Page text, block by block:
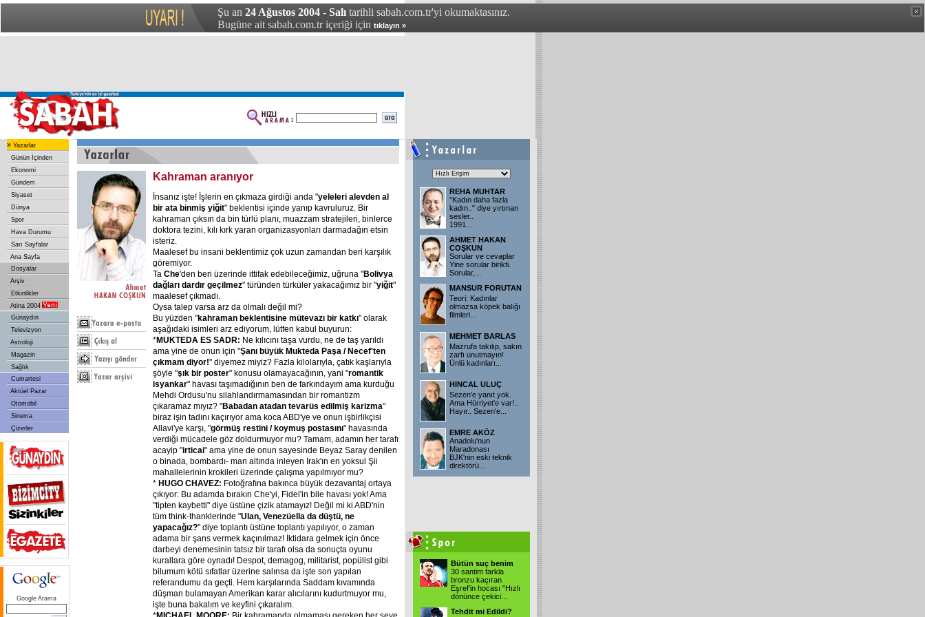
Şu an 24 Ağustos 2004 - Salı tarihli sabah.com.tr'yi okumaktasınız.
Bugüne ait sabah.com.tr içeriği için tıklayın »
» Yazarlar
Günün İçinden
Ekonomi
Gündem
Siyaset
Dünya
Spor
Hava Durumu
Sarı Sayfalar
Ana Sayfa
Dosyalar
Arşiv
Etkinlikler
Atina 2004
Günaydın
Televizyon
Astroloji
Magazin
Sağlık
Cumartesi
Aktüel Pazar
Otomobil
Sinema
Çizerler
Google Arama
Kahraman aranıyor
İnsanız işte! İşlerin en çıkmaza girdiği anda "yeleleri alevden al
bir ata binmiş yiğit" beklentisi içinde yanıp kavruluruz. Bir
kahraman çıksın da bin türlü planı, muazzam stratejileri, binlerce
doktora tezini, kılı kırk yaran organizasyonları darmadağın etsin
isteriz.
Maalesef bu insani beklentimiz çok uzun zamandan beri karşılık
göremiyor.
Ta Che'den beri üzerinde ittifak edebileceğimiz, uğruna "Bolivya
dağları dardır geçilmez" türünden türküler yakacağımız bir "yiğit"
maalesef çıkmadı.
Oysa talep varsa arz da olmalı değil mi?
Bu yüzden "kahraman beklentisine mütevazı bir katkı" olarak
aşağıdaki isimleri arz ediyorum, lütfen kabul buyurun:
*MUKTEDA ES SADR: Ne kılıcını taşa vurdu, ne de taş yarıldı
ama yine de onun için "Şanı büyük Mukteda Paşa / Necef'ten
çıkmam diyor!" diyemez miyiz? Fazla kilolarıyla, çatık kaşlarıyla
şöyle "şık bir poster" konusu olamayacağının, yani "romantik
isyankar" havası taşımadığının ben de farkındayım ama kurduğu
Mehdi Ordusu'nu silahlandırmamasından bir romantizm
çıkaramaz mıyız? "Babadan atadan tevarüs edilmiş karizma"
biraz işin tadını kaçırıyor ama koca ABD'ye ve onun işbirlikçisi
Allavi'ye karşı, "görmüş restini / koymuş postasını" havasında
verdiği mücadele göz doldurmuyor mu? Tamam, adamın her tarafı
acayip "irticai" ama yine de onun sayesinde Beyaz Saray denilen
o binada, bombardı- man altında inleyen Irak'ın en yoksul Şii
mahallelerinin krokileri üzerinde çalışma yapılmıyor mu?
* HUGO CHAVEZ: Fotoğrafına bakınca büyük dezavantaj ortaya
çıkıyor: Bu adamda bırakın Che'yi, Fidel'in bile havası yok! Ama
"tipten kaybetti" diye üstüne çizik atamayız! Değil mi ki ABD'nin
tüm think-thanklerinde "Ulan, Venezüella da düştü, ne
yapacağız?" diye toplantı üstüne toplantı yapılıyor, o zaman
adama bir şans vermek kaçınılmaz! İktidara gelmek için önce
darbeyi denemesinin tatsız bir tarafı olsa da sonuçta oyunu
kurallara göre oynadı! Despot, demagog, militarist, popülist gibi
bilumum kötü sıfatlar üzerine salınsa da işte son yapılan
referandumu da geçti. Hem karşılarında Saddam kıvamında
düşman bulamayan Amerikan karar alıcılarını kudurtmuyor mu,
işte buna bakalım ve keyfini çıkaralım.
REHA MUHTAR
"Kadın daha fazla
kadın.." diye yırtınan
sesler..
1991
AHMET HAKAN
COŞKUN
Sorular ve cevaplar
Yine sorular birikti.
Sorular,
MANSUR FORUTAN
Teori: Kadınlar
olmazsa köpek balığı
filmleri
MEHMET BARLAS
Mazrufa takılıp, sakın
zarfı unutmayın!
Ünlü kadınları
HINCAL ULUÇ
Sezen'e yanıt yok.
Ama Hürriyet'e var!..
Hayır.. Sezen'e
EMRE AKÖZ
Anadolu'nun
Maradonası
BJK'nin eski teknik
direktörü
Bütün suç benim
30 santim farkla
bronzu kaçıran
Eşref'in hocası "Hızlı
dönünce çekici
Tehdit mi Edildi?